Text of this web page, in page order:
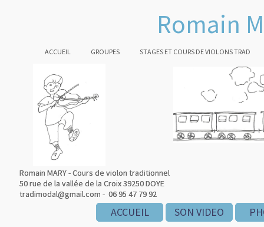
Romain
ACCUEIL GROUPES STAGES ET COURS DE VIOLONS TRAD
Romain MARY - Cours de violon traditionnel
50 rue de la vallée de la Croix 39250 DOYE
tradimodal@gmail.com - 06 95 47 79 92
Romain MARY - Cours de violon traditionnel
50 rue de la vallée de la Croix 39250 DOYE
tradimodal@gmail.com - 06 95 47 79 92
ACCUEIL
ACCUEIL
ACCUEIL SON VIDEO
SON VIDEO
SON VIDEO